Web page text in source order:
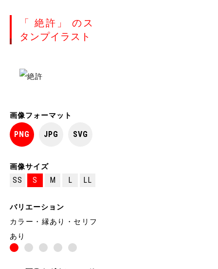
神
るんるん
向かってます
「 絶許」 のス
タンプイラスト
画像フォーマット
PNG JPG SVG
画像サイズ
SS S M L LL
バリエーション
カラー・縁あり・セリフ
あり